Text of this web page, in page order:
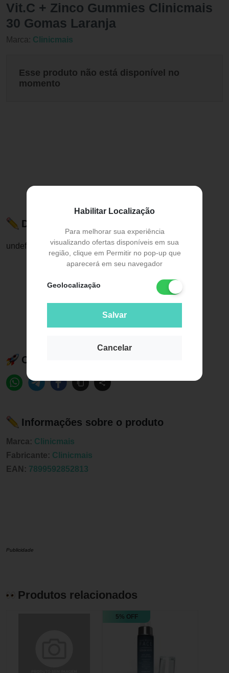
Habilitar Localização
Para melhorar sua experiência
visualizando ofertas disponíveis em sua
região, clique em Permitir no pop-up que
aparecerá em seu navegador
Geolocalização
Salvar
Cancelar
Vit.C + Zinco Gummies Clinicmais
30 Gomas Laranja
Marca: Clinicmais
Esse produto não está disponível no
momento
Descrição do Produto
undefined
Compartilhe esse produto:
Informações sobre o produto
Marca: Clinicmais
Fabricante: Clinicmais
EAN: 7899592852813
Publicidade
Produtos relacionados
5% OFF